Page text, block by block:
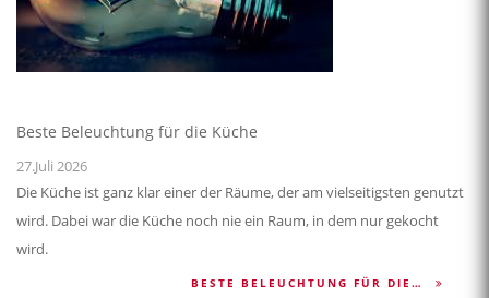
Beste Beleuchtung für die Küche
27.Juli 2026
Die Küche ist ganz klar einer der Räume, der am vielseitigsten genutzt
wird. Dabei war die Küche noch nie ein Raum, in dem nur gekocht
wird.
BESTE BELEUCHTUNG FÜR DIE…